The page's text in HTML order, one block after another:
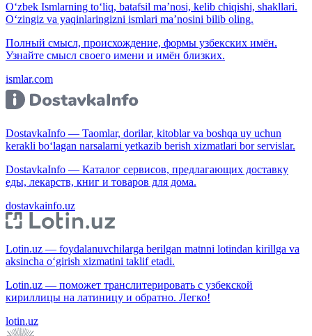
O‘zbek Ismlarning to‘liq, batafsil ma’nosi, kelib chiqishi, shakllari.
O‘zingiz va yaqinlaringizni ismlari ma’nosini bilib oling.
Полный смысл, происхождение, формы узбекских имён.
Узнайте смысл своего имени и имён близких.
ismlar.com
DostavkaInfo — Taomlar, dorilar, kitoblar va boshqa uy uchun
kerakli bo‘lagan narsalarni yetkazib berish xizmatlari bor servislar.
DostavkaInfo — Каталог сервисов, предлагающих доставку
еды, лекарств, книг и товаров для дома.
dostavkainfo.uz
Lotin.uz — foydalanuvchilarga berilgan matnni lotindan kirillga va
aksincha o‘girish xizmatini taklif etadi.
Lotin.uz — поможет транслитерировать с узбекской
кириллицы на латиницу и обратно. Легко!
lotin.uz